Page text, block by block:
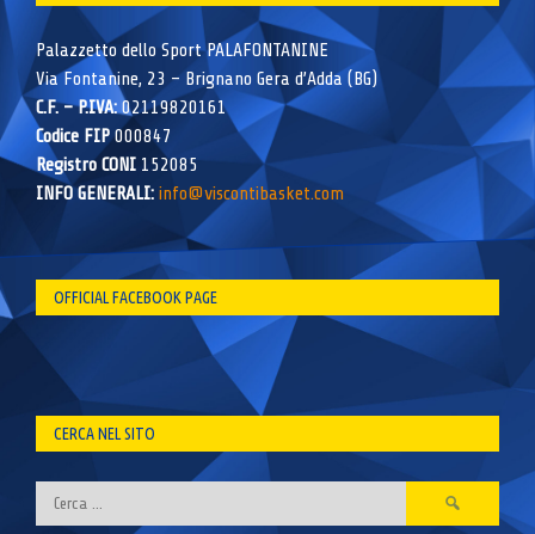
Palazzetto dello Sport PALAFONTANINE
Via Fontanine, 23 – Brignano Gera d’Adda (BG)
C.F. – P.IVA:02119820161
Codice FIP000847
Registro CONI 152085
INFO GENERALI: info@viscontibasket.com
OFFICIAL FACEBOOK PAGE
CERCA NEL SITO
Ricerca
per: